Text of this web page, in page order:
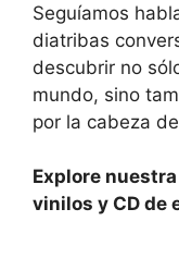
Seguíamos
diatribas
descubrir no
mundo, sino
por la cabeza
Explore
vinilos y CD de